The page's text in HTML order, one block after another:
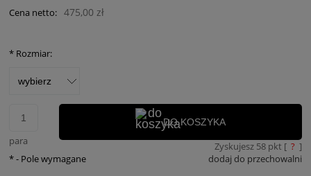
Cena netto: 475,00 zł
* Rozmiar:
para
DO KOSZYKA
Zyskujesz 58pkt [ ? ]
dodaj do przechowalni
*- Pole wymagane